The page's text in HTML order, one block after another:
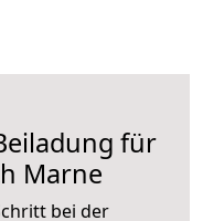
für
Marne
bei der